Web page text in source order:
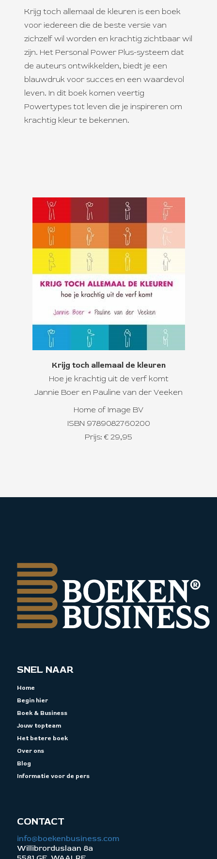
Krijg toch allemaal de kleuren is een boek
voor iedereen die de beste versie van
zichzelf wil worden en krachtig zichtbaar wil
zijn. Het Personal Power Plus-systeem dat
de auteurs ontwikkelden, biedt je een
blauwdruk voor succes en een waardevol
leven. In dit boek komen veertig
Powertypes tot leven die je inspireren om
krachtig kleur te bekennen.
Krijg toch allemaal de kleuren
Hoe je krachtig uit de verf komt
Jannie Boer en Pauline van der Veeken
Home of Image BV
ISBN 9789082760200
Prijs: € 29,95
SNEL NAAR
Home
Begin hier
Boek & Business
Jouw topteam
Het betere boek
Over ons
Blog
Informatie voor de pers
CONTACT
info@boekenbusiness.com
Willibrorduslaan 8a